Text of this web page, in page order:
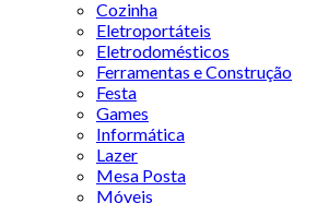
Cozinha
Eletroportáteis
Eletrodomésticos
Ferramentas e Construção
Festa
Games
Informática
Lazer
Mesa Posta
Móveis